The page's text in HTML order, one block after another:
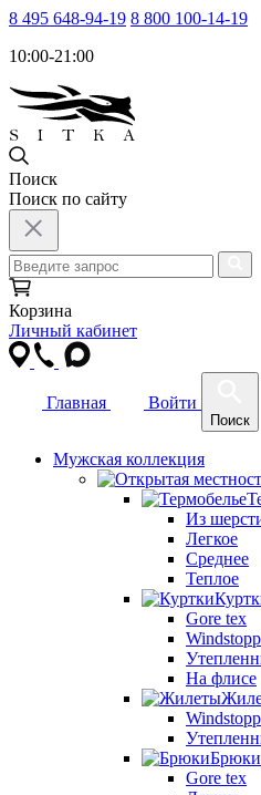
8 495 648-94-19 8 800 100-14-19
10:00-21:00
Поиск
Поиск по сайту
Корзина
Личный кабинет
Главная Войти
Поиск
Мужская коллекция
Из
Легкое
Среднее
Теплое
Gore tex
На флисе
Брюки
Gore tex